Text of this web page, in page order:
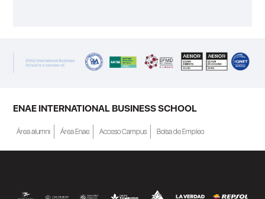
ENAE INTERNATIONAL BUSINESS SCHOOL
Área alumni Área Enae Acceso Campus Bolsa de Empleo